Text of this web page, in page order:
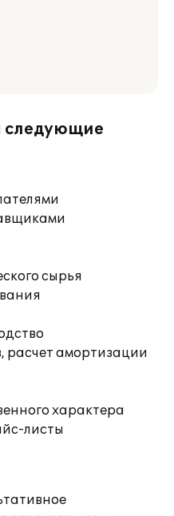
следующие
сырья
расчет амортизации
характера
листы